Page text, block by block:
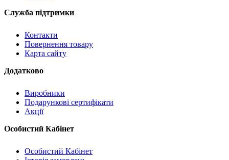
Служба підтримки
Контакти
Повернення товару
Карта сайту
Додатково
Виробники
Подарункові сертифікати
Акції
Особистий Кабінет
Особистий Кабінет